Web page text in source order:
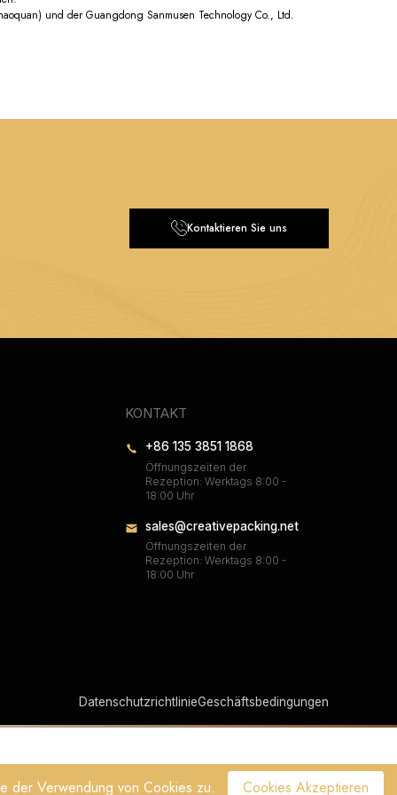
und der Guangdong Sanmusen Technology Co., Ltd.
Kontaktieren Sie uns
KONTAKT
+86 135 3851 1868
Öffnungszeiten der
Rezeption: Werktags 8:00 -
18:00 Uhr
sales@creativepacking.net
Öffnungszeiten der
Rezeption: Werktags 8:00 -
18:00 Uhr
DatenschutzrichtlinieGeschäftsbedingungen
der Verwendung von Cookies zu. Cookies Akzeptieren